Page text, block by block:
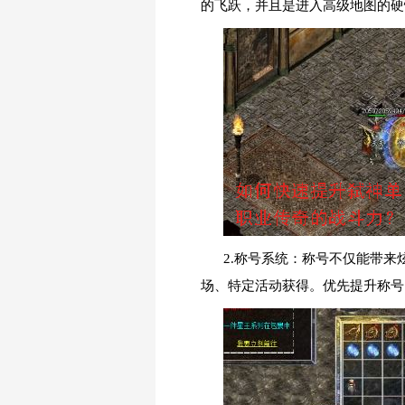
的飞跃，并且是进入高级地图的
2.称号系统：称号不仅能带来
场、特定活动获得。优先提升称